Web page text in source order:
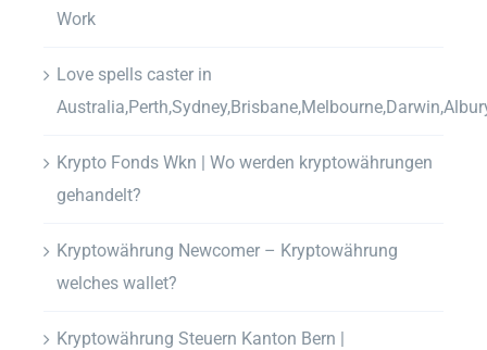
Work
Love spells caster in
Krypto Fonds Wkn | Wo werden kryptowährungen
gehandelt?
Kryptowährung Newcomer – Kryptowährung
welches wallet?
Kryptowährung Steuern Kanton Bern |